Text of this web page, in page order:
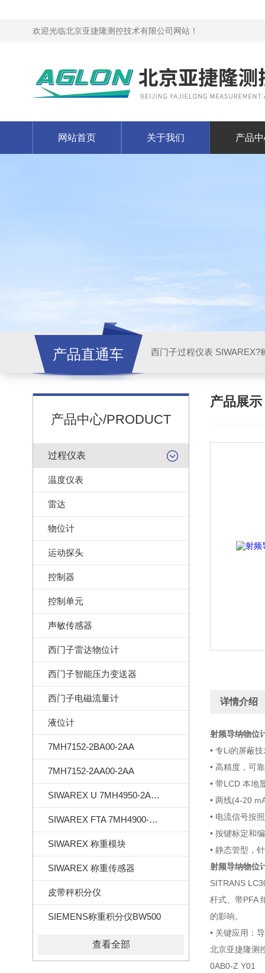
欢迎光临北京亚捷隆测控技术有限公司网站！
网站首页 关于我们 产品
产品直通车 西门子过程仪表 SIWAREX?
产品中心/PRODUCT
过程仪表
温度仪表
雷达
物位计
运动探头
控制器
控制单元
声敏传感器
西门子雷达物位计
西门子智能压力变送器
西门子电磁流量计
液位计
7MH7152-2BA00-2AA
7MH7152-2AA00-2AA
SIWAREX U 7MH4950-2AA01
SIWAREX FTA 7MH4900-2AA01
SIWAREX 称重模块
SIWAREX 称重传感器
皮带秤积分仪
SIEMENS称重积分仪BW500
查看全部
产品展示
详情介绍
射频导纳物位
• 专Li的屏蔽
• 高精度，可
• 带LCD 本地
• 两线(4-20
• 电流信号按
• 按键标定和
• 静态管型，
射频导纳物位
SITRANS
杆式、带PFA
的影响。
• 关键应用：
北京亚捷隆测
0AB0-Z Y01